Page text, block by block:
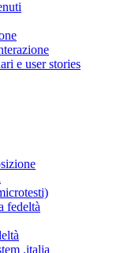
e user stories
fedeltà
.italia